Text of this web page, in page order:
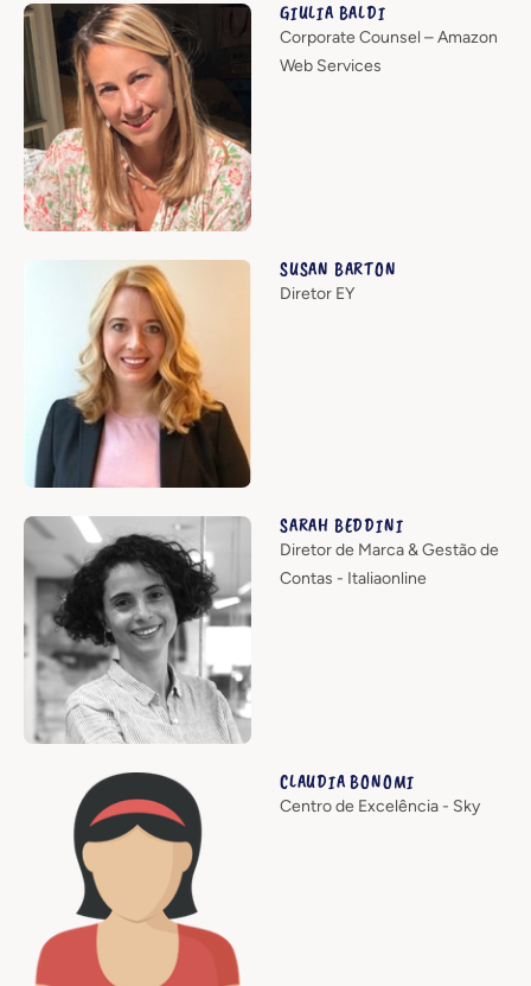
GIULIA BALDI
Corporate Counsel – Amazon
Web Services
SUSAN BARTON
Diretor EY
SARAH BEDDINI
Diretor de Marca & Gestão de
Contas - Italiaonline
CLAUDIA BONOMI
Centro de Excelência - Sky